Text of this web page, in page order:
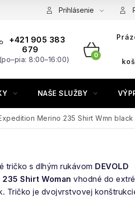
Prihlásenie
+421 905 383
679
8:00–16:00)
NAŠE SLUŽBY
Merino 235 Shirt Wmn black
tričko s dlhým rukávom DEVOLD
235 Shirt Woman vhodné do
Tričko je dvojvrstvovej